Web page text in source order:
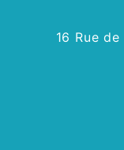
16 Rue